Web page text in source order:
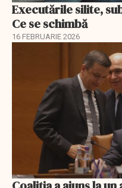
Executările silite,
Ce se schimbă
16 FEBRUARIE 2026